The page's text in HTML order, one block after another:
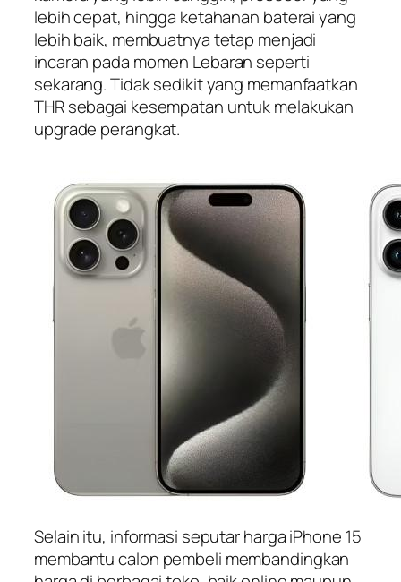
lebih cepat, hingga ketahanan baterai yang
lebih baik, membuatnya tetap menjadi
incaran pada momen Lebaran seperti
sekarang. Tidak sedikit yang memanfaatkan
THR sebagai kesempatan untuk melakukan
upgrade perangkat.
Selain itu, informasi seputar harga iPhone 15
membantu calon pembeli membandingkan